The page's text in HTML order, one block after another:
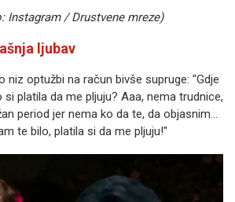
Instagram / Drustvene mreze)
ljubav
niz optužbi na račun bivše supruge: "Gdje
platila da me pljuju? Aaa, nema trudnice,
period jer nema ko da te, da objasnim...
te bilo, platila si da me pljuju!"